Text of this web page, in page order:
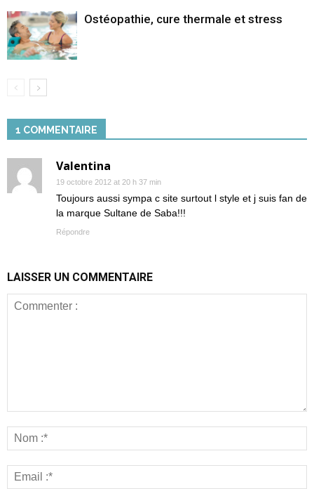
Ostéopathie, cure thermale et stress
1 COMMENTAIRE
Valentina
19 octobre 2012 at 20 h 37 min
Toujours aussi sympa c site surtout l style et j suis fan de
la marque Sultane de Saba!!!
Répondre
LAISSER UN COMMENTAIRE